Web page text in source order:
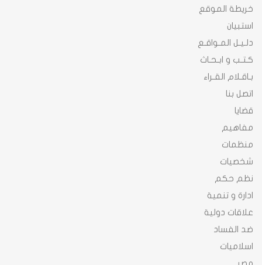
خريطة الموقع
استبيان
دلـيـل المـواقـع
كـتـب و ابـحـاث
بـاقـلام القـراء
اتصل بنا
قضايا
مفاهيم
منظمات
شخصيات
نظم حكم
ادارة و تنمية
علاقات دولية
ضد الفساد
اسلاميات